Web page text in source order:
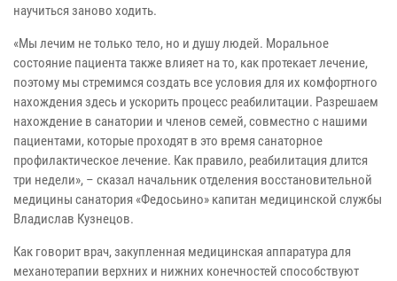
научиться заново ходить.
«Мы лечим не только тело, но и душу людей. Моральное
состояние пациента также влияет на то, как протекает лечение,
поэтому мы стремимся создать все условия для их комфортного
нахождения здесь и ускорить процесс реабилитации. Разрешаем
нахождение в санатории и членов семей, совместно с нашими
пациентами, которые проходят в это время санаторное
профилактическое лечение. Как правило, реабилитация длится
три недели», – сказал начальник отделения восстановительной
медицины санатория «Федосьино» капитан медицинской службы
Владислав Кузнецов.
Как говорит врач, закупленная медицинская аппаратура для
механотерапии верхних и нижних конечностей способствуют